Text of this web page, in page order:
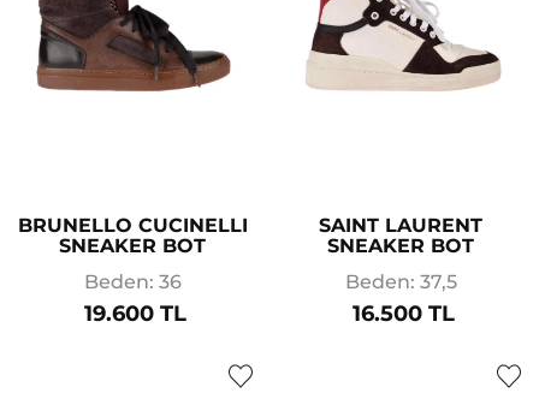
BRUNELLO CUCINELLI
SNEAKER BOT
Beden: 36
19.600 TL
SAINT LAURENT
SNEAKER BOT
Beden: 37,5
16.500 TL